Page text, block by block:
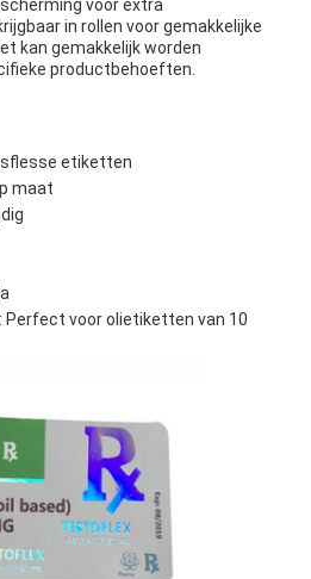
voor extra
in rollen voor gemakkelijke
kan gemakkelijk worden
productbehoeften.
etiketten
maat
Perfect voor olietiketten van 10